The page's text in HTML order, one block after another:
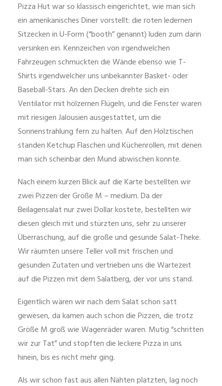
Pizza Hut war so klassisch eingerichtet, wie man sich
ein amerikanisches Diner vorstellt: die roten ledernen
Sitzecken in U-Form (“booth” genannt) luden zum darin
versinken ein. Kennzeichen von irgendwelchen
Fahrzeugen schmückten die Wände ebenso wie T-
Shirts irgendwelcher uns unbekannter Basket- oder
Baseball-Stars. An den Decken drehte sich ein
Ventilator mit hölzernen Flügeln, und die Fenster waren
mit riesigen Jalousien ausgestattet, um die
Sonnenstrahlung fern zu halten. Auf den Holztischen
standen Ketchup Flaschen und Küchenrollen, mit denen
man sich scheinbar den Mund abwischen konnte.
Nach einem kurzen Blick auf die Karte bestellten wir
zwei Pizzen der Größe M – medium. Da der
Beilagensalat nur zwei Dollar kostete, bestellten wir
diesen gleich mit und stürzten uns, sehr zu unserer
Überraschung, auf die große und gesunde Salat-Theke.
Wir räumten unsere Teller voll mit frischen und
gesunden Zutaten und vertrieben uns die Wartezeit
auf die Pizzen mit dem Salatberg, der vor uns stand.
Eigentlich wären wir nach dem Salat schon satt
gewesen, da kamen auch schon die Pizzen, die trotz
Größe M groß wie Wagenräder waren. Mutig “schritten
wir zur Tat” und stopften die leckere Pizza in uns
hinein, bis es nicht mehr ging.
Als wir schon fast aus allen Nähten platzten, lag noch